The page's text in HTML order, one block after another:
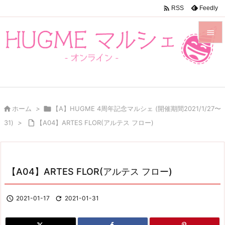


メニュ
前へ

検索
 RSS Feedly
 ホーム > 
【A】HUGME 4周年記念マルシェ (開催期間2021/1/27〜
31)
>  【A04】ARTES FLOR(アルテス フロー)
【A04】ARTES FLOR(アルテス フロー)
 2021-01-17  2021-01-31